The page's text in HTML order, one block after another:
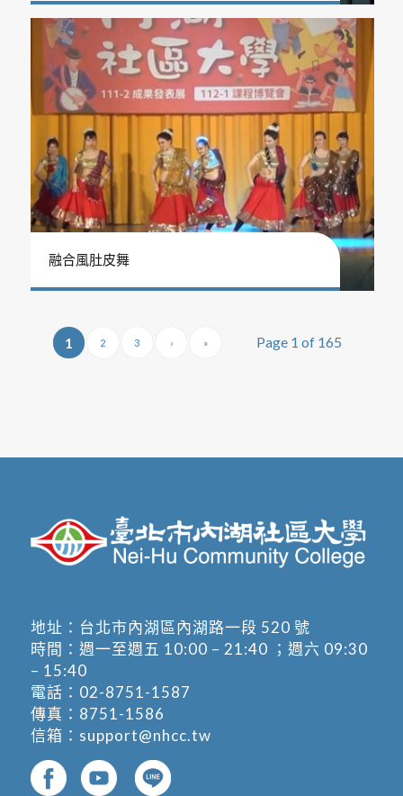
融合風肚皮舞
Page 1 of 165
1 2 3 › »
地址： 台北市內湖區內湖路一段 520 號
時間：週一至週五 10:00 – 21:40 ；週六 09:30
– 15:40
電話： 02-8751-1587
傳真：8751-1586
信箱： support@nhcc.tw